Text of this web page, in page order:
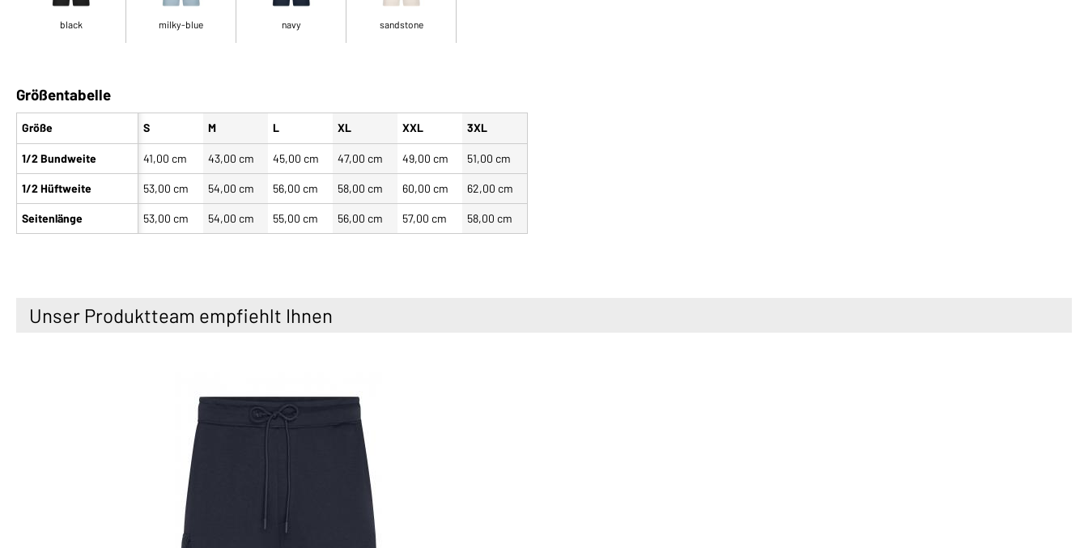
black milky-blue navy sandstone
Größentabelle
Größe
1/2 Bundweite
1/2 Hüftweite
Seitenlänge
S M L XL XXL 3XL
41,00 cm 43,00 cm 45,00 cm 47,00 cm 49,00 cm 51,00 cm
53,00 cm 54,00 cm 56,00 cm 58,00 cm 60,00 cm 62,00 cm
53,00 cm 54,00 cm 55,00 cm 56,00 cm 57,00 cm 58,00 cm
Unser Produktteam empfiehlt Ihnen